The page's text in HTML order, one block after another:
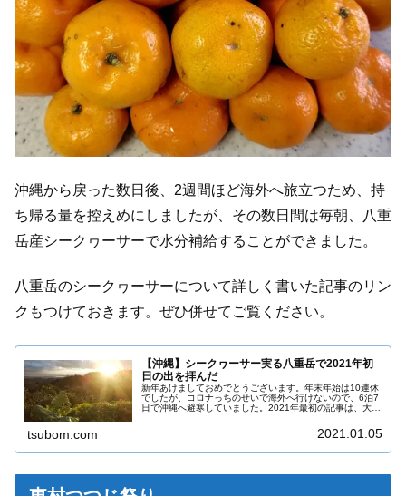
沖縄から戻った数日後、2週間ほど海外へ旅立つため、持
ち帰る量を控えめにしましたが、その数日間は毎朝、八重
岳産シークヮーサーで水分補給することができました。
八重岳のシークヮーサーについて詳しく書いた記事のリン
クもつけておきます。ぜひ併せてご覧ください。
【沖縄】シークヮーサー実る八重岳で2021年初
日の出を拝んだ
新年あけましておめでとうございます。年末年始は10連休
でしたが、コロナっちのせいで海外へ行けないので、6泊7
日で沖縄へ避寒していました。2021年最初の記事は、大好
tsubom.com 2021.01.05